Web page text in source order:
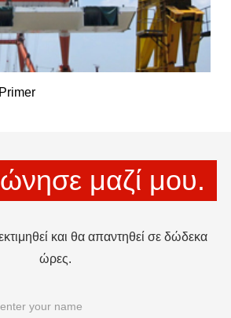
μαζί μου.
και θα απαντηθεί σε δώδεκα
ώρες.